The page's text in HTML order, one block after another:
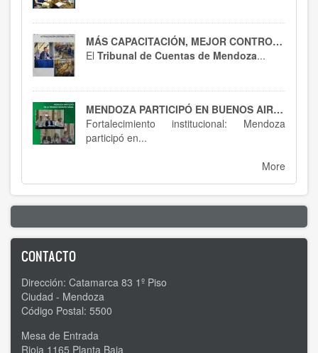
MÁS CAPACITACIÓN, MEJOR CONTROL : EL HTC SE ACTUALIZA EN RT 54
El Tribunal de Cuentas de Mendoza...
MENDOZA PARTICIPÓ EN BUENOS AIRES : SPTCRA
Fortalecimiento institucional: Mendoza
participó en...
More
CONTACTO
Dirección: Catamarca 83 1º Piso
Ciudad - Mendoza
Código Postal: 5500
Mesa de Entrada
Rioja 1165 Planta Baja